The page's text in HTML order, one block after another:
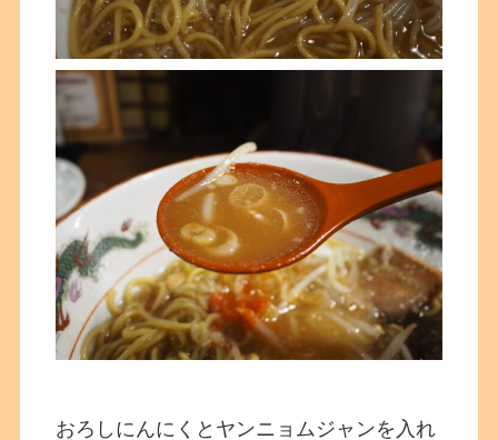
おろしにんにくとヤンニョムジャンを入れ